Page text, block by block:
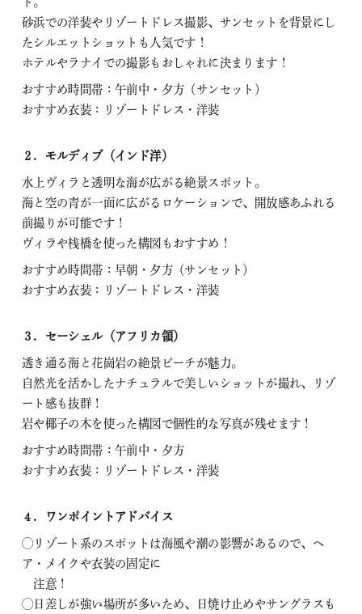
砂浜での洋装やリゾートドレス撮影、サンセットを背景にし
たシルエットショットも人気です！
ホテルやラナイでの撮影もおしゃれに決まります！
おすすめ時間帯：午前中・夕方（サンセット）
おすすめ衣装：リゾートドレス・洋装
２．モルディブ（インド洋）
水上ヴィラと透明な海が広がる絶景スポット。
海と空の青が一面に広がるロケーションで、開放感あふれる
前撮りが可能です！
ヴィラや桟橋を使った構図もおすすめ！
おすすめ時間帯：早朝・夕方（サンセット）
おすすめ衣装：リゾートドレス・洋装
３．セーシェル（アフリカ領）
透き通る海と花崗岩の絶景ビーチが魅力。
自然光を活かしたナチュラルで美しいショットが撮れ、リゾ
ート感も抜群！
岩や椰子の木を使った構図で個性的な写真が残せます！
おすすめ時間帯：午前中・夕方
おすすめ衣装：リゾートドレス・洋装
４．ワンポイントアドバイス
◯リゾート系のスポットは海風や潮の影響があるので、ヘ
ア・メイクや衣装の固定に
注意！
◯日差しが強い場所が多いため、日焼け止めやサングラスも